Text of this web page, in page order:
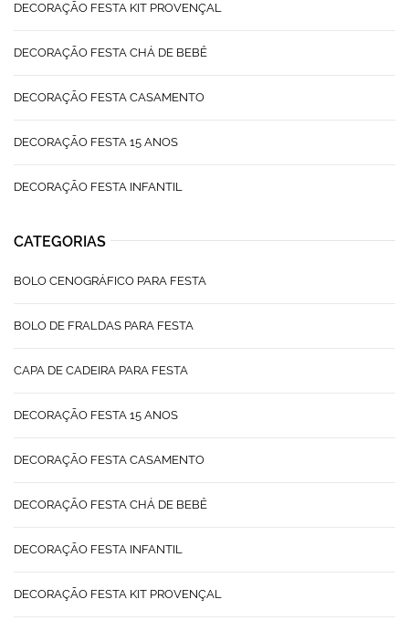
DECORAÇÃO FESTA KIT PROVENÇAL
DECORAÇÃO FESTA CHÁ DE BEBÊ
DECORAÇÃO FESTA CASAMENTO
DECORAÇÃO FESTA 15 ANOS
DECORAÇÃO FESTA INFANTIL
CATEGORIAS
BOLO CENOGRÁFICO PARA FESTA
BOLO DE FRALDAS PARA FESTA
CAPA DE CADEIRA PARA FESTA
DECORAÇÃO FESTA 15 ANOS
DECORAÇÃO FESTA CASAMENTO
DECORAÇÃO FESTA CHÁ DE BEBÊ
DECORAÇÃO FESTA INFANTIL
DECORAÇÃO FESTA KIT PROVENÇAL